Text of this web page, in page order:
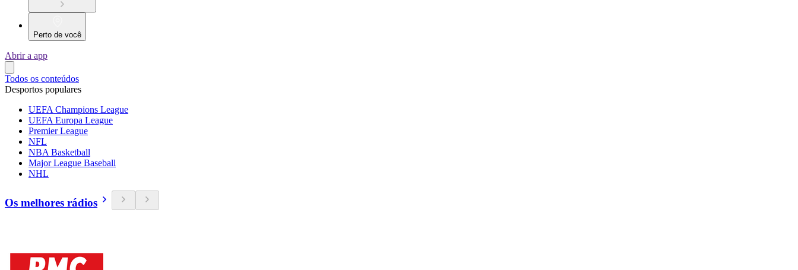
Perto de você
Abrir a app
Todos os conteúdos
Desportos populares
UEFA Champions League
UEFA Europa League
Premier League
NFL
NBA Basketball
Major League Baseball
NHL
Os melhores rádios